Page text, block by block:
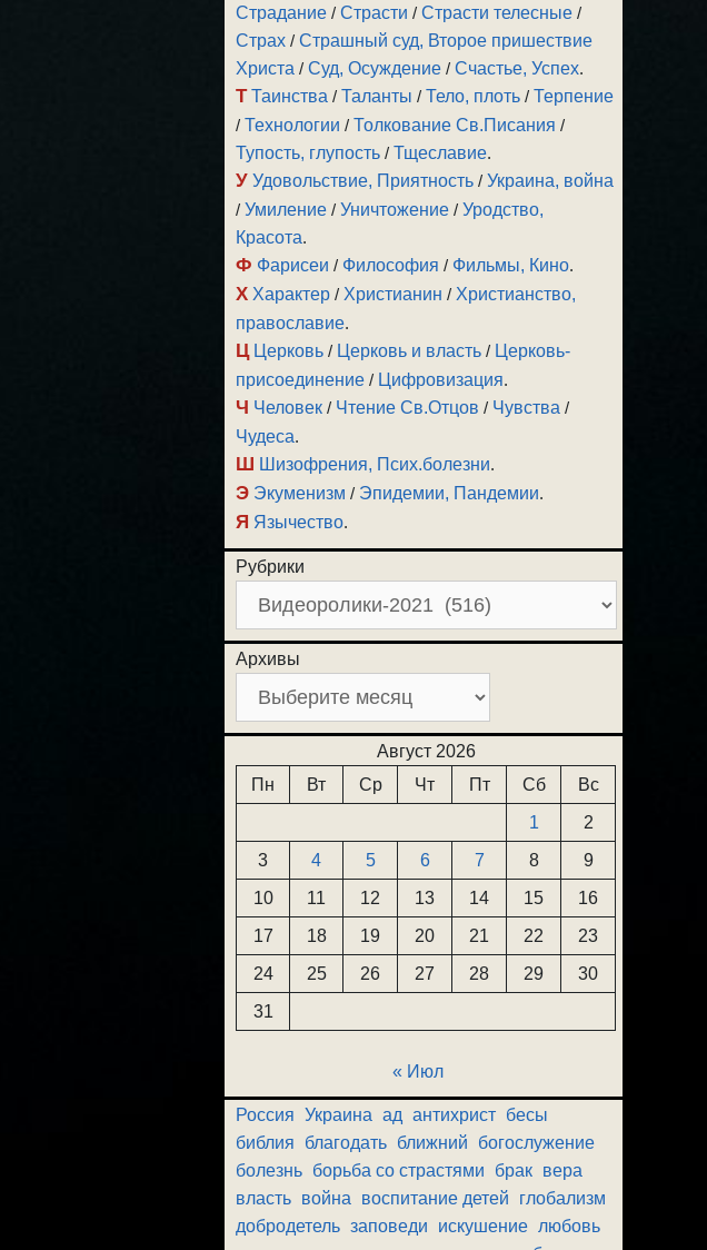
Страдание /Страсти /Страсти телесные /
Страх /Страшный суд, Второе пришествие
Христа /Суд, Осуждение /Счастье, Успех.
Т Таинства /Таланты /Тело, плоть /Терпение
/Технологии /Толкование Св.Писания /
Тупость, глупость /Тщеславие.
У Удовольствие, Приятность /Украина, война
/Умиление /Уничтожение /Уродство,
Красота.
Ф Фарисеи / Философия / Фильмы, Кино.
Х Характер / Христианин / Христианство,
православие.
Ц Церковь / Церковь и власть / Церковь-
присоединение / Цифровизация.
Ч Человек / Чтение Св.Отцов / Чувства /
Чудеса.
Ш Шизофрения, Псих.болезни.
Э Экуменизм / Эпидемии, Пандемии.
Я Язычество.
Рубрики
Архивы
Август 2026
Пн
Вт Ср Чт Пт Сб
Вс
1
2
3
4 5 6 7 8
9
10
11 12 13 14 15
16
17
18 19 20 21 22
23
24
25 26 27 28 29
30
31
« Июл
Россия Украина ад антихрист бесы
библия
благодать ближний
богослужение
болезнь борьба со страстями брак вера
власть война воспитание детей
глобализм
добродетель заповеди искушение любовь